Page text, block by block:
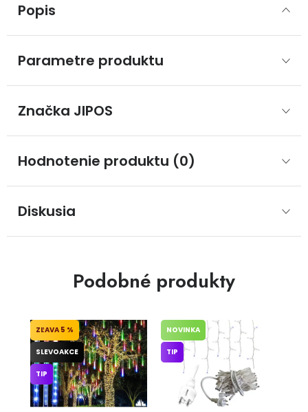
Popis
Parametre produktu
Značka JIPOS
Hodnotenie produktu (0)
Diskusia
Podobné produkty
5 %
SLEVOAKCE
TIP
NOVINKA
TIP